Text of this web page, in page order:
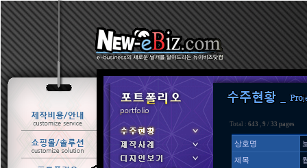
Total : 643 , 9 / 33 pages
상호명
제목